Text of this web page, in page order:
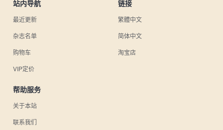
站内导航
最近更新
杂志名单
购物车
VIP定价
链接
繁體中文
简体中文
淘宝店
帮助服务
关于本站
联系我们